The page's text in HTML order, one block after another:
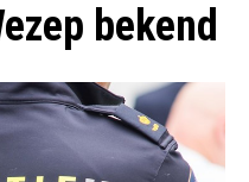
bekend